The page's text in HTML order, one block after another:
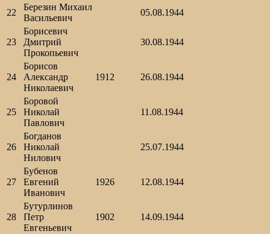
22
Березин Михаил
Васильевич
05.08.1944
23
Борисевич
Дмитрий
Прокопьевич
30.08.1944
24
Борисов
Александр
Николаевич
1912 26.08.1944
25
Боровой
Николай
Павлович
11.08.1944
26
Богданов
Николай
Нилович
25.07.1944
27
Бубенов
Евгений
Иванович
1926 12.08.1944
28
Бутурлинов
Петр
Евгеньевич
1902 14.09.1944